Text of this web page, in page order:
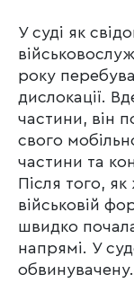
У суді як
року
дислокації.
частини, він
свого
частини та
Після того,
військовій
швидко
напрямі. У
обвинувачену.